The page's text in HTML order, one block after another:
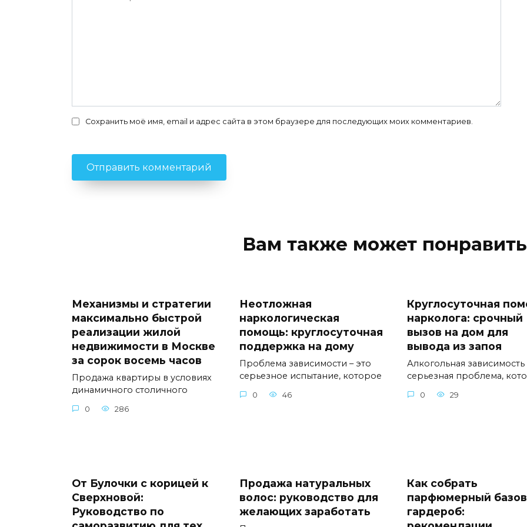
Сохранить моё имя, email и адрес сайта в этом браузере для последующих моих комментариев.
Вам также может
Механизмы и стратегии
максимально быстрой
реализации жилой
недвижимости в Москве
за сорок восемь часов
Продажа квартиры в условиях
динамичного столичного
0 286
Неотложная
наркологическая
помощь: круглосуточная
поддержка на дому
Проблема зависимости – это
серьезное испытание, которое
0 46
Круглосуточная
нарколога: срочный
вызов на дом для
вывода из запоя
Алкогольная зависимость
серьезная проблема,
0 29
От Булочки с корицей к
Сверхновой:
Руководство по
Продажа натуральных
волос: руководство для
желающих заработать
Как собрать
парфюмерный
гардероб: